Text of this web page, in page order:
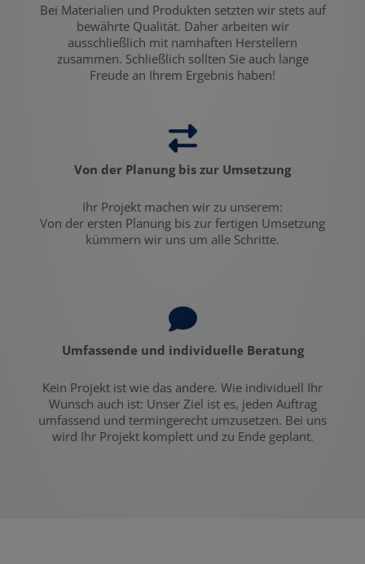
Bei Materialien und Produkten setzten wir stets auf
bewährte Qualität. Daher arbeiten wir
ausschließlich mit namhaften Herstellern
zusammen. Schließlich sollten Sie auch lange
Freude an Ihrem Ergebnis haben!
Von der Planung bis zur Umsetzung
Ihr Projekt machen wir zu unserem:
Von der ersten Planung bis zur fertigen Umsetzung
kümmern wir uns um alle Schritte.
Umfassende und individuelle Beratung
Kein Projekt ist wie das andere. Wie individuell Ihr
Wunsch auch ist: Unser Ziel ist es, jeden Auftrag
umfassend und termingerecht umzusetzen. Bei uns
wird Ihr Projekt komplett und zu Ende geplant.